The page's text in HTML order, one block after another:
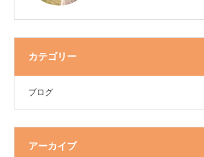
カテゴリー
ブログ
アーカイブ